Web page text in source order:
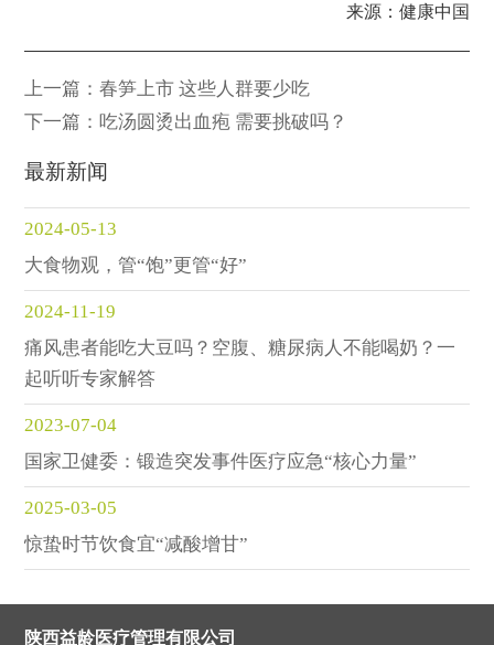
来源：健康中国
上一篇：春笋上市 这些人群要少吃
下一篇：吃汤圆烫出血疱 需要挑破吗？
最新新闻
2024-05-13
大食物观，管“饱”更管“好”
2024-11-19
痛风患者能吃大豆吗？空腹、糖尿病人不能喝奶？一
起听听专家解答
2023-07-04
国家卫健委：锻造突发事件医疗应急“核心力量”
2025-03-05
惊蛰时节饮食宜“减酸增甘”
陕西益龄医疗管理有限公司